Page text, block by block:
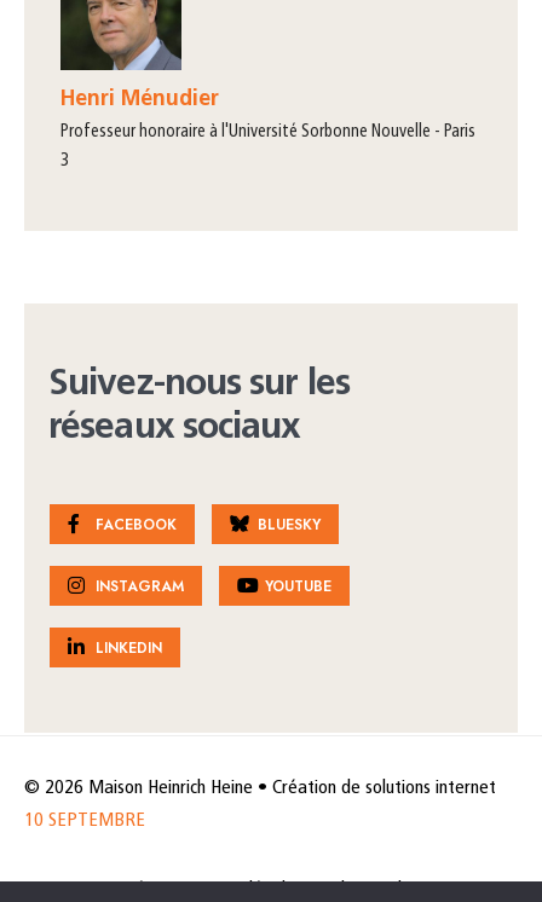
Henri Ménudier
professeur honoraire à l'Université Sorbonne Nouvelle - Paris
3
Suivez-nous sur les
réseaux sociaux
FACEBOOK BLUESKY
INSTAGRAM YOUTUBE
LINKEDIN
© 2026 Maison Heinrich Heine • Création de solutions internet
10 SEPTEMBRE